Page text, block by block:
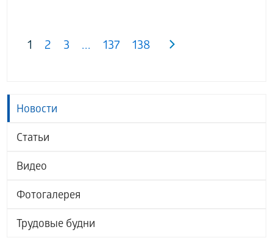
Новости
Статьи
Видео
Фотогалерея
Трудовые будни
1 2 3 ... 137 138